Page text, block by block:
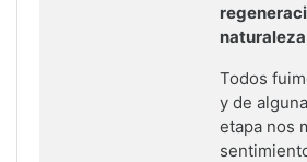
Todos
y de
etapa nos